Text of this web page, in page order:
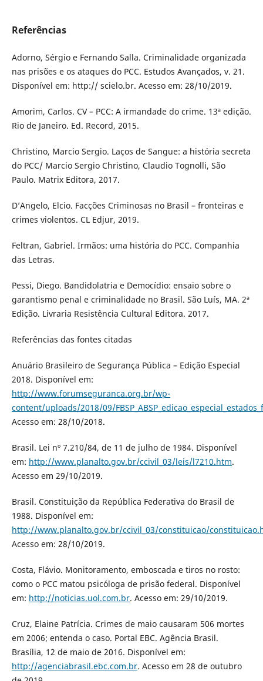
Referências
Adorno, Sérgio e Fernando Salla. Criminalidade organizada
nas prisões e os ataques do PCC. Estudos Avançados, v. 21.
Disponível em: http:// scielo.br. Acesso em: 28/10/2019.
Amorim, Carlos. CV – PCC: A irmandade do crime. 13ª edição.
Rio de Janeiro. Ed. Record, 2015.
Christino, Marcio Sergio. Laços de Sangue: a história secreta
do PCC/ Marcio Sergio Christino, Claudio Tognolli, São
Paulo. Matrix Editora, 2017.
D’Angelo, Elcio. Facções Criminosas no Brasil – fronteiras e
crimes violentos. CL Edjur, 2019.
Feltran, Gabriel. Irmãos: uma história do PCC. Companhia
das Letras.
Pessi, Diego. Bandidolatria e Democídio: ensaio sobre o
garantismo penal e criminalidade no Brasil. São Luís, MA. 2ª
Edição. Livraria Resistência Cultural Editora. 2017.
Referências das fontes citadas
Anuário Brasileiro de Segurança Pública – Edição Especial
2018. Disponível em:
http://www.forumseguranca.org.br/wp-
content/uploads/2018/09/
Acesso em: 28/10/2018.
Brasil. Lei nº 7.210/84, de 11 de julho de 1984. Disponível
em: http://www.planalto.gov.br/ccivil_03/leis/l7210.htm.
Acesso em 29/10/2019.
Brasil. Constituição da República Federativa do Brasil de
1988. Disponível em:
http://www.planalto.gov.br/ccivil_03/constituicao/
Acesso em: 28/10/2019.
Costa, Flávio. Monitoramento, emboscada e tiros no rosto:
como o PCC matou psicóloga de prisão federal. Disponível
em: http://noticias.uol.com.br. Acesso em: 29/10/2019.
Cruz, Elaine Patrícia. Crimes de maio causaram 506 mortes
em 2006; entenda o caso. Portal EBC. Agência Brasil.
Brasília, 12 de maio de 2016. Disponível em:
http://agenciabrasil.ebc.com.br. Acesso em 28 de outubro